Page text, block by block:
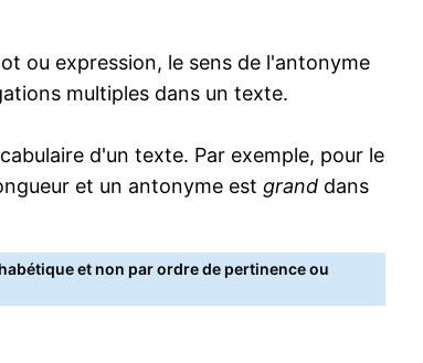
ou expression, le sens de l'antonyme
multiples dans un texte.
d'un texte. Par exemple, pour le
et un antonyme est grand dans
et non par ordre de pertinence ou